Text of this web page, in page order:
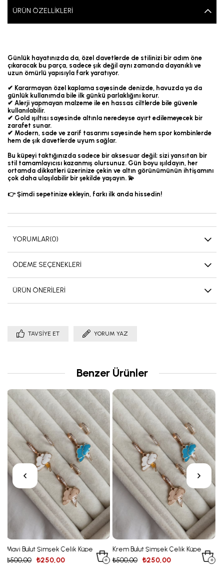
ÜRÜN ÖZELLIKLERI
Günlük hayatınızda da, özel davetlerde de stilinizi bir adım öne
çıkaracak bu parça, sadece şık değil aynı zamanda dayanıklı ve
uzun ömürlü yapısıyla fark yaratıyor.
✔ Kararmayan özel kaplama sayesinde denizde, havuzda ya da
günlük kullanımda bile ilk günkü parlaklığını korur.
✔ Alerji yapmayan malzeme ile en hassas ciltlerde bile güvenle
kullanılabilir.
✔ Gold ışıltısı sayesinde altınla neredeyse ayırt edilemeyecek bir
zarafet sunar.
✔ Modern, sade ve zarif tasarımı sayesinde hem spor kombinlerde
hem de şık davetlerde uyum sağlar.
Bu küpeyi taktığınızda sadece bir aksesuar değil; sizi yansıtan bir
stil tamamlayıcısı kazanmış olursunuz. Gün boyu ışıldayın, her
ortamda dikkatleri üzerinize çekin ve altın görünümünün ihtişamını
çok daha ulaşılabilir bir şekilde yaşayın. 💫
👉 Şimdi sepetinize ekleyin, farkı ilk anda hissedin!
YORUMLAR(0)
ÖDEME SEÇENEKLERI
ÜRÜN ÖNERILERI
TAVSIYE ET YORUM YAZ
Benzer Ürünler
Krem Bulut Şimşek Çelik Küpe
₺250,00
₺500,00
Minik Kırmızı Taş Alev Figürü
Çelik Küpe₺250,00
₺500,00